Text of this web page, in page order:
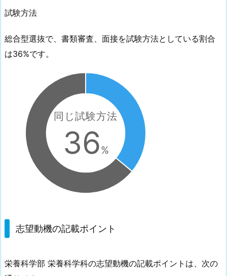
試験方法
総合型選抜で、書類審査、面接を試験方法としている割合
は36%です。
同じ試験方法
36%
志望動機の記載ポイント
栄養科学部 栄養科学科の志望動機の記載ポイントは、次の